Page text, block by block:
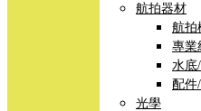
航拍器材
航拍
專業
水底
配件
光學